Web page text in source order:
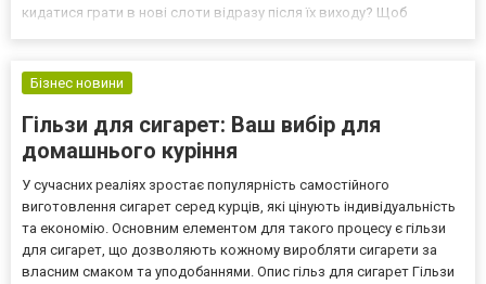
кидатися грати в нові слоти відразу після їх виходу? Щоб
Бізнес новини
Гільзи для сигарет: Ваш вибір для
домашнього куріння
У сучасних реаліях зростає популярність самостійного
виготовлення сигарет серед курців, які цінують індивідуальність
та економію. Основним елементом для такого процесу є гільзи
для сигарет, що дозволяють кожному виробляти сигарети за
власним смаком та уподобаннями. Опис гільз для сигарет Гільзи